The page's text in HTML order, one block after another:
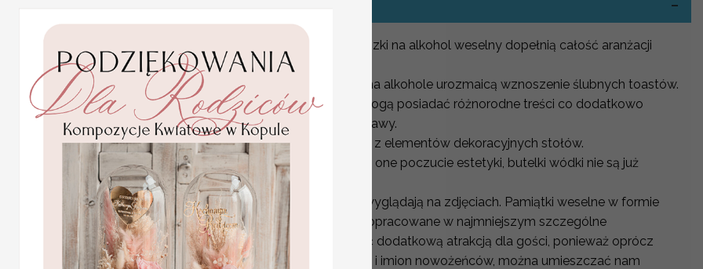
Statuetka pamiątka
Pierwszej Komunii w
personalizowana
Pamiątka Komunijna
Nasze niepowtarzalne zawieszki na alkohol weselny dopełnią całość aranżacji
każdego stołu weselnego.
Oryginalne ślubne zawieszki na alkohole urozmaicą wznoszenie ślubnych toastów.
zawieszki ślubne na butelki mogą posiadać różnorodne treści co dodatkowo
nastroi gości do weselnej zabawy.
Zawieszki weselne są jednym z elementów dekoracyjnych stołów.
etykiety na wódkę zwiększają one poczucie estetyki, butelki wódki nie są już
surowe i nudne.
Zawieszki weselne ciekawie wyglądają na zdjęciach. Pamiątki weselne w formie
fotografii i video będą więc dopracowane w najmniejszym szczególne
Etykiety na butelkę mogą być dodatkową atrakcją dla gości, ponieważ oprócz
informacji o dacie wydarzenia i imion nowożeńców, można umieszczać nam